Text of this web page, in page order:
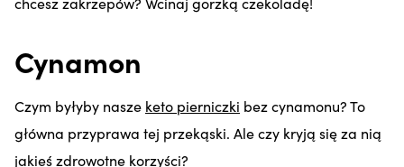
Cynamon
Czym byłyby nasze keto pierniczki bez cynamonu? To
główna przyprawa tej przekąski. Ale czy kryją się za nią
jakieś zdrowotne korzyści?